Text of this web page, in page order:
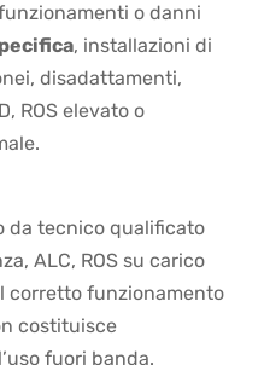
o danni
, installazioni di
disadattamenti,
ROS elevato o
da tecnico qualificato
ALC, ROS su carico
corretto funzionamento
costituisce
fuori banda.